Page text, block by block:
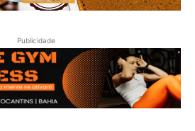
Publicidade